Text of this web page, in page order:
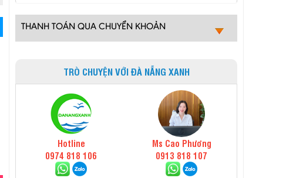
THANH TOÁN QUA CHUYỂN KHOẢN
TRÒ CHUYỆN VỚI ĐÀ NẴNG XANH
Hotline
0974 818 106
Ms Cao Phương
0913 818 107